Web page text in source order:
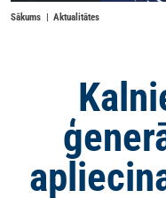
Sākums Aktualitātes